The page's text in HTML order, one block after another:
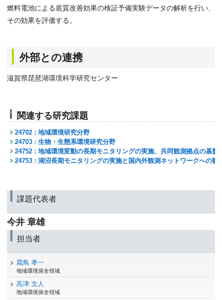
燃料電池による底質改善効果の検証予備実験データの解析を行い、
その効果を評価する。
外部との連携
滋賀県琵琶湖環境科学研究センター
関連する研究課題
24702 : 地域環境研究分野
24703 : 生物・生態系環境研究分野
24752 : 地域環境変動の長期モニタリングの実施、共同観測拠点の基盤
24753 : 湖沼長期モニタリングの実施と国内外観測ネットワークへの観
課題代表者
今井 章雄
担当者
霜鳥 孝一
地域環境保全領域
高津 文人
地域環境保全領域